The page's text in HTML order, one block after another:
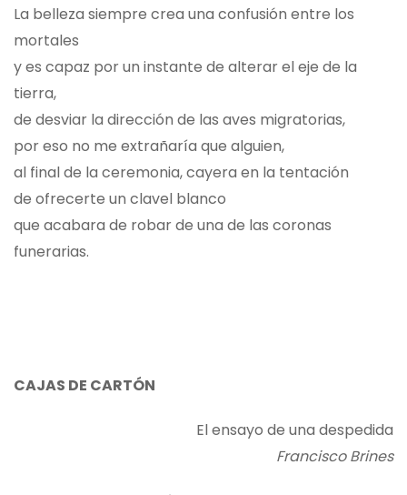
La belleza siempre crea una confusión entre los
mortales
y es capaz por un instante de alterar el eje de la
tierra,
de desviar la dirección de las aves migratorias,
por eso no me extrañaría que alguien,
al final de la ceremonia, cayera en la tentación
de ofrecerte un clavel blanco
que acabara de robar de una de las coronas
funerarias.
CAJAS DE CARTÓN
El ensayo de una despedida
Francisco Brines